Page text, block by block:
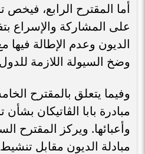
أما المقترح الرابع،
على المشاركة والإسراع
الديون وعدم الإطالة فيها
وضخ السيولة اللازمة
وفيما يتعلق بالمقترح
مبادرة بابا الڤاتيكان
وأعبائها. ويركز المقترح
مبادلة الديون مقابل